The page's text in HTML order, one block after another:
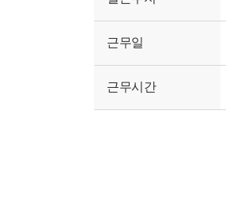
근무일
근무시간